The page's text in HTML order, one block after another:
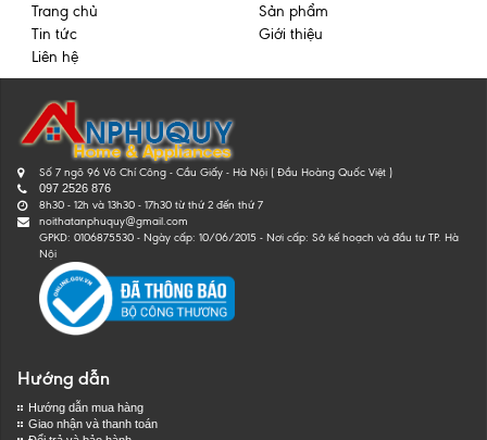
Trang chủ
Sản phẩm
Tin tức
Giới thiệu
Liên hệ
Số 7 ngõ 96 Võ Chí Công - Cầu Giấy - Hà Nội ( Đầu Hoàng Quốc Việt )
097 2526 876
8h30 - 12h và 13h30 - 17h30 từ thứ 2 đến thứ 7
noithatanphuquy@gmail.com
GPKD: 0106875530 - Ngày cấp: 10/06/2015 - Nơi cấp: Sở kế hoạch và đầu tư TP. Hà
Nội
Hướng dẫn
Hướng dẫn mua hàng
Giao nhận và thanh toán